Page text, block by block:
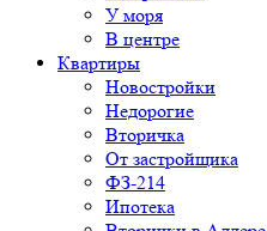
У моря
В центре
Квартиры
Новостройки
Недорогие
Вторичка
От застройщика
ФЗ-214
Ипотека